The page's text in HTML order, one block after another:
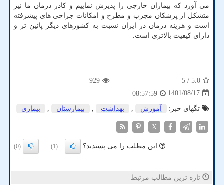
می آورد که بیماران خارجی را پذیرش نماییم و کادر درمان ما نیز
متشکل از پزشکان مجرب و مطرح و امکانات جراحی های پیشرفته
است و هزینه درمان در ایران نسبت به کشورهای دیگر پائین تر و
دارای کیفیت بالاتری است.
5.0
/ 5
929
1401/08/17
08:57:59
تگهای خبر:
آموزش , بهداشت , بیمارستان , بیماری
X
این مطلب را می پسندید؟ (1)
(0)
تازه ترین مطالب مرتبط